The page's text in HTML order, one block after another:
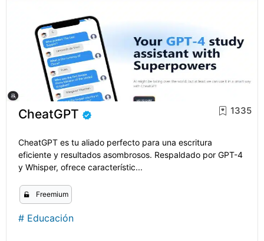
CheatGPT 1335
CheatGPT es tu aliado perfecto para una escritura
eficiente y resultados asombrosos. Respaldado por GPT-4
y Whisper, ofrece característic...
Freemium
# Educación